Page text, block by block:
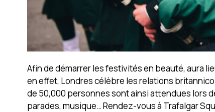
Afin de démarrer les festivités en beauté, aura
en effet, Londres célèbre les relations
de 50,000 personnes sont ainsi attendues lors
parades, musique… Rendez-vous à Trafalgar